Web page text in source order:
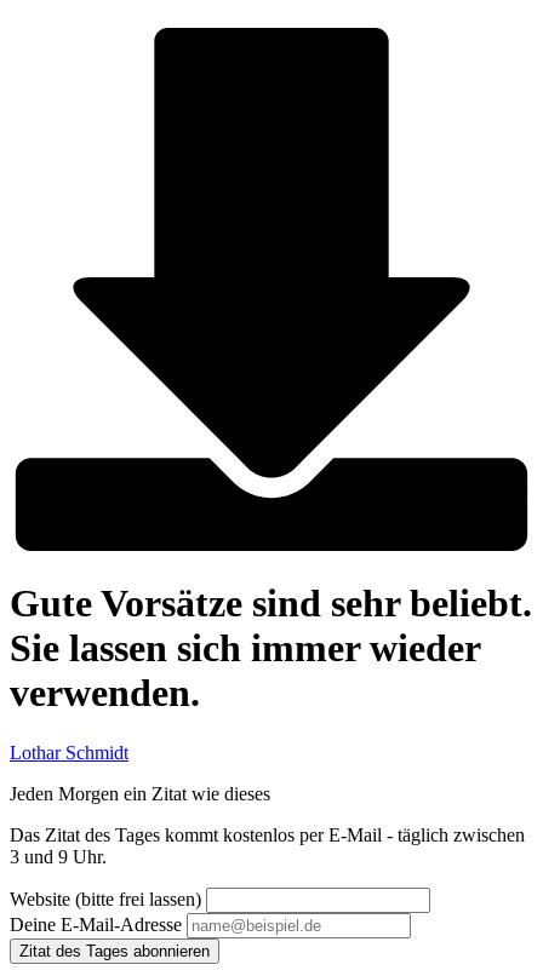
Gute Vorsätze sind sehr beliebt.
Sie lassen sich immer wieder
verwenden.
Lothar Schmidt
Jeden Morgen ein Zitat wie dieses
Das Zitat des Tages kommt kostenlos per E-Mail - täglich zwischen
3 und 9 Uhr.
Website (bitte frei lassen)
Deine E-Mail-Adresse
Zitat des Tages abonnieren